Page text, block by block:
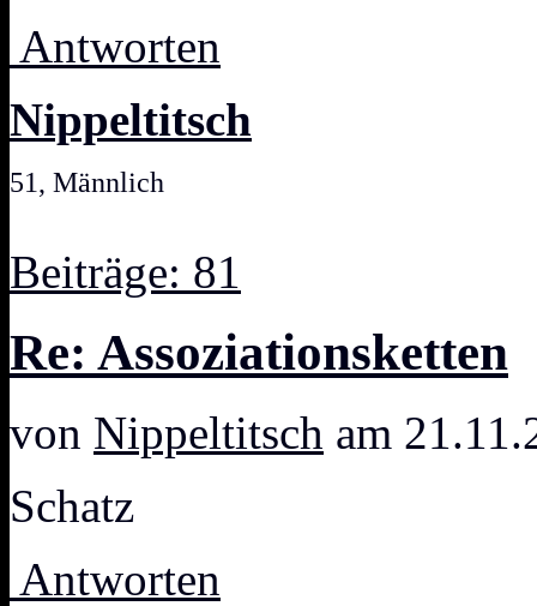
Antworten
Nippeltitsch
51, Männlich
Beiträge: 81
Re: Assoziationsketten
von Nippeltitsch am
Schatz
Antworten